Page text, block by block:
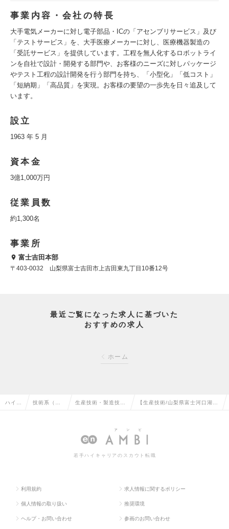
事業内容・会社の特長
大手電気メーカーに対し電子部品・ICの「アセンブリサービス」及び
「テストサービス」を、大手医療メーカーに対し、医療機器製造の
「受託サービス」を提供しています。工程を無人化するロボットライ
ンを自社で設計・開発する部門や、お客様のニーズに対しパッケージ
やテスト工程の設計開発を行う部門を持ち、「小型化」「低コスト」
「短納期」「高品質」を実現。お客様の要望の一歩先を日々追及して
います。
設立
1963 年 5 月
資本金
3億1,000万円
従業員数
約1,300名
事業所
富士吉田本部
〒403-0032 山梨県富士吉田市上吉田東九丁目10番12号
最近ご覧になった求人に基づいた
おすすめの求人
ホーム
ハイク 技術系（電 生産技術・製造技
グ（電気・電子）の
【生産技術/山梨県富士河口湖】
ー/年休124日/転勤なしの求人
若手ハイキャリアのスカウト転職
利用規約 求人情報に関するポリシー
個人情報の取り扱い 推奨環境
ヘルプ・お問い合わせ 参画のお問い合わせ